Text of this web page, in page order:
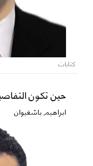
كتابات
حين تكون
ابراهيم باشغيوان